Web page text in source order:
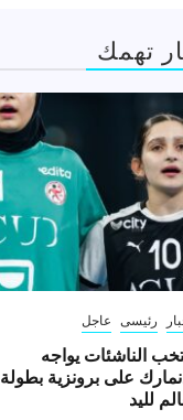
تهمك
رئيسى عاجل
الناشئات يواجه
على برونزية بطولة
لليد